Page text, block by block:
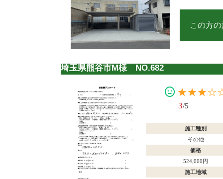
この方
埼玉県熊谷市M様 NO.682
3/5
施工種別
その他
価格
524,000円
施工地域